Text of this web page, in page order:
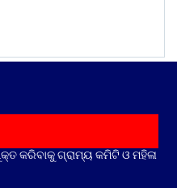
କରିବାକୁ ଗ୍ରାମ୍ୟ କମିଟି ଓ ମହିଳା